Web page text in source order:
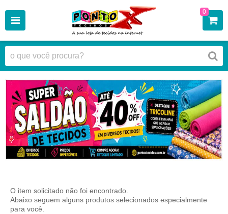
0
O item solicitado não foi encontrado.
Abaixo seguem alguns produtos selecionados especialmente
para você.